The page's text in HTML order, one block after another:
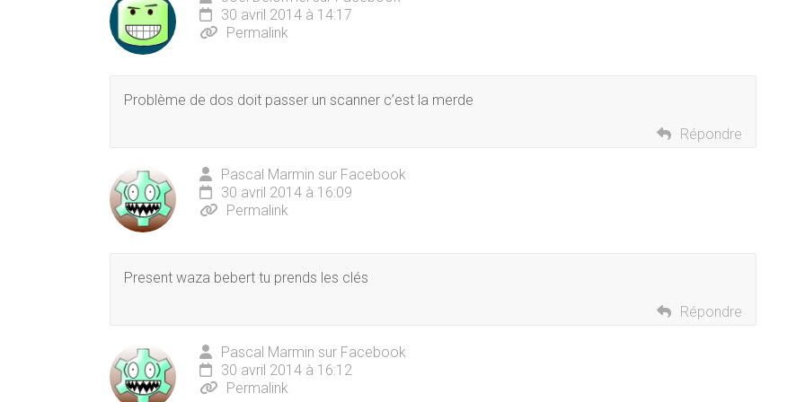
30 avril 2014 à 14:17
Permalink
Problème de dos doit passer un scanner c’est la merde
Répondre
Pascal Marmin sur Facebook
30 avril 2014 à 16:09
Permalink
Present waza bebert tu prends les clés
Répondre
Pascal Marmin sur Facebook
30 avril 2014 à 16:12
Permalink